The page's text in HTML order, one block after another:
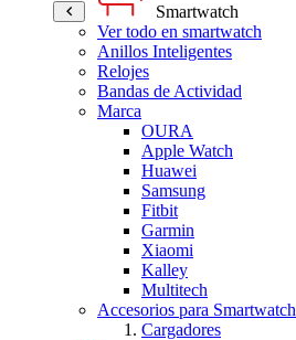
Smartwatch
Ver todo en smartwatch
Anillos Inteligentes
Relojes
Bandas de Actividad
Marca
OURA
Apple Watch
Huawei
Samsung
Fitbit
Garmin
Xiaomi
Kalley
Multitech
Accesorios para Smartwatch
Cargadores